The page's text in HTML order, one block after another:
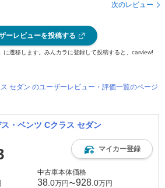
次のレビュー
ーレビューを投稿する
遷移します。みんカラに登録して投稿すると、carview!
セダン のユーザーレビュー・評価一覧のページ
ス・ベンツ Cクラス セダン
マイカー登録
中古車本体価格
38 .0万円〜928 .0万円